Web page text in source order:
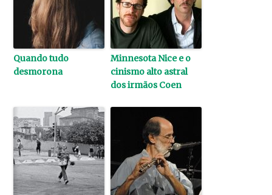
Quando tudo
desmorona
Minnesota Nice e o
cinismo alto astral
dos irmãos Coen